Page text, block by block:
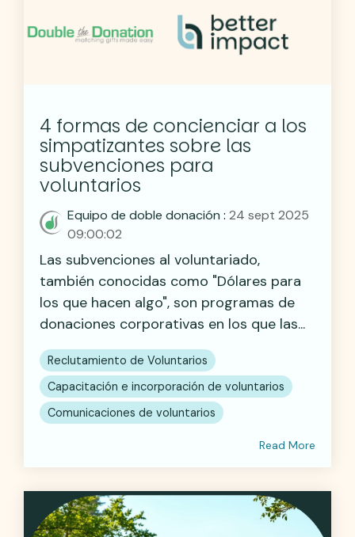
4 formas de concienciar a los
simpatizantes sobre las
subvenciones para
voluntarios
Equipo de doble donación : 24 sept 2025
09:00:02
Las subvenciones al voluntariado,
también conocidas como "Dólares para
los que hacen algo", son programas de
donaciones corporativas en los que las...
Reclutamiento de Voluntarios
Capacitación e incorporación de voluntarios
Comunicaciones de voluntarios
Read More